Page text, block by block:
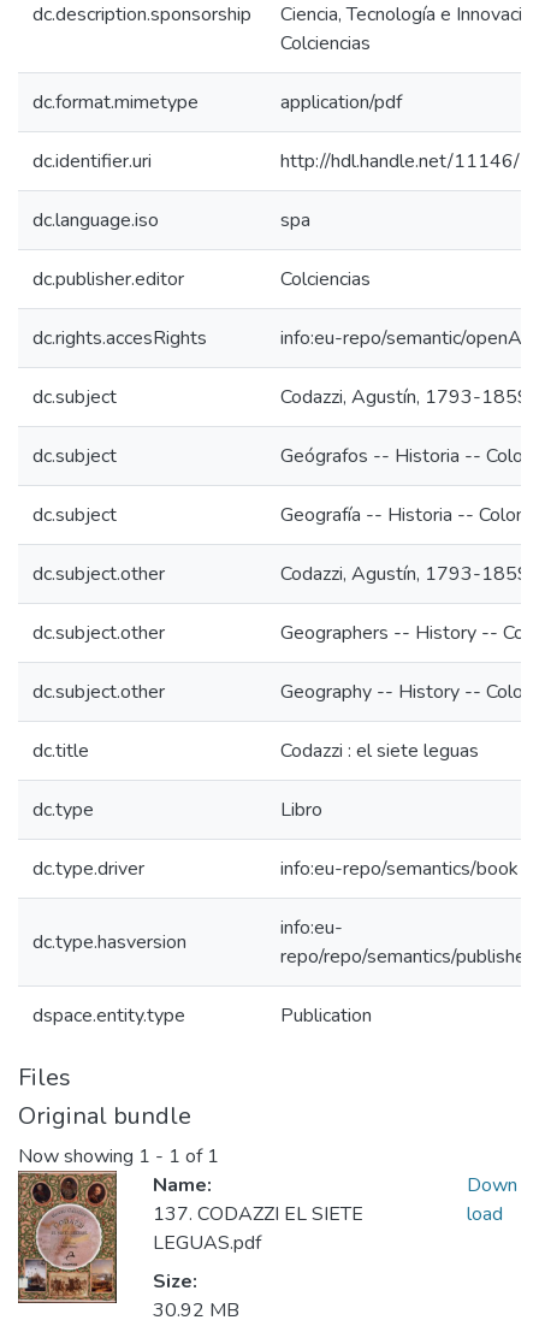
dc.description.sponsorship
Ciencia, Tecnología e
Colciencias
dc.format.mimetype application/pdf
dc.identifier.uri http://hdl.handle.net/11146/
dc.language.iso spa
dc.publisher.editor Colciencias
dc.rights.accesRights info:eu-repo/semantic/
dc.subject Codazzi, Agustín, 1793-1859
dc.subject Geógrafos -- Historia --
dc.subject Geografía -- Historia --
dc.subject.other Codazzi, Agustín, 1793-1859
dc.subject.other Geographers -- History --
dc.subject.other Geography -- History --
dc.title Codazzi : el siete leguas
dc.type Libro
dc.type.driver info:eu-repo/semantics/book
dc.type.hasversion
info:eu-
repo/repo/semantics/
dspace.entity.type Publication
Files
Original bundle
Now showing 1 - 1 of 1
Name:
137. CODAZZI EL SIETE
LEGUAS.pdf
Size:
30.92 MB
Down
load